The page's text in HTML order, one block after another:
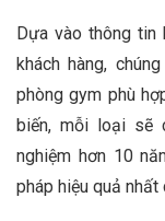
Dựa vào thông tin
khách hàng,
phòng gym phù
biến, mỗi loại sẽ
nghiệm hơn 10
pháp hiệu quả nhất